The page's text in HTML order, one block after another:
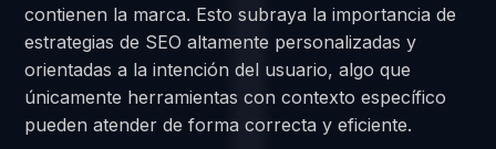
contienen la marca. Esto subraya la importancia de
estrategias de SEO altamente personalizadas y
orientadas a la intención del usuario, algo que
únicamente herramientas con contexto específico
pueden atender de forma correcta y eficiente.